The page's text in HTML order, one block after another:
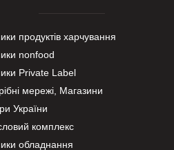
продуктів харчування
nonfood
Private Label
мережі, Магазини
України
комплекс
обладнання